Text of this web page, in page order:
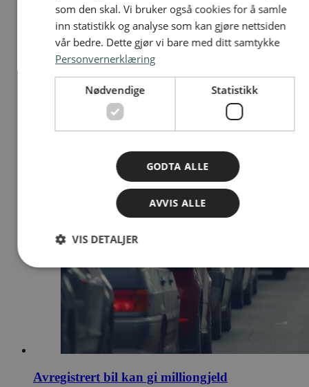
Informasjonskampanjer om elsparkesykler
treffer bredt
Trafikkforsikringsforeningen står bak omfattende
informasjonskampanjer rettet mot eiere av elsparkesykler, for
å få flere til å skaffe seg lovpålagt forsikring.
Avregistrert bil kan gi milliongjeld
som den skal. Vi bruker også cookies for å samle
inn statistikk og analyse som kan gjøre nettsiden
vår bedre. Dette gjør vi bare med ditt samtykke
Personvernerklæring
Nødvendige Statistikk
GODTA ALLE
AVVIS ALLE
VIS DETALJER